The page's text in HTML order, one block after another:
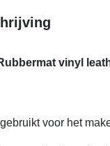
vinyl
voor het